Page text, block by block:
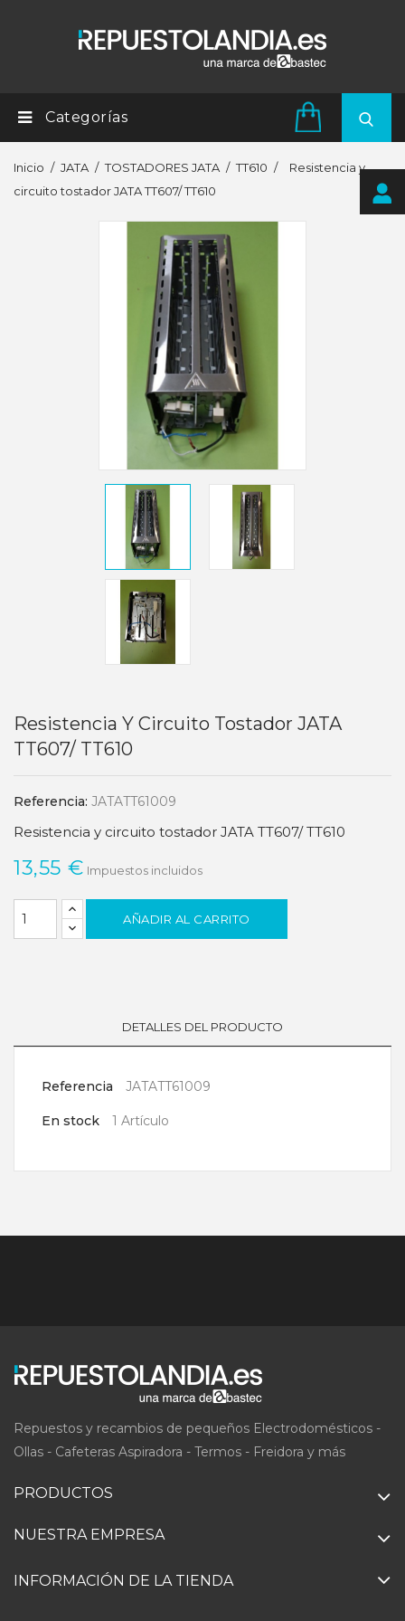
Categorías
Inicio JATA TOSTADORES JATA TT610
Resistencia y
circuito tostador JATA TT607/ TT610
Resistencia Y Circuito Tostador JATA
TT607/ TT610
Referencia: JATATT61009
Resistencia y circuito tostador JATA TT607/ TT610
13,55 € Impuestos incluidos
AÑADIR AL CARRITO
DETALLES DEL PRODUCTO
Referencia JATATT61009
En stock 1 Artículo
Repuestos y recambios de pequeños Electrodomésticos -
Ollas - Cafeteras Aspiradora - Termos - Freidora y más
PRODUCTOS
NUESTRA EMPRESA
INFORMACIÓN DE LA TIENDA